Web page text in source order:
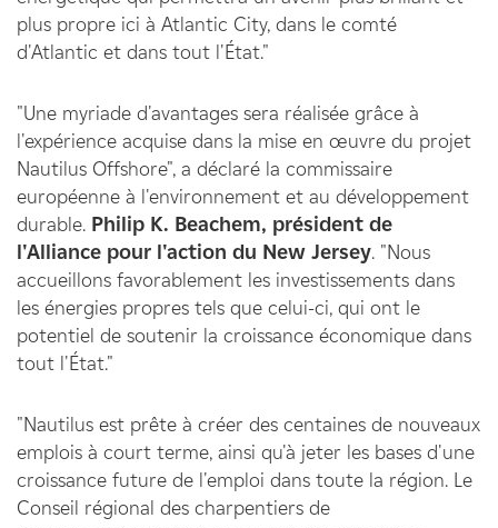
plus propre ici à Atlantic City, dans le comté
d'Atlantic et dans tout l'État."
"Une myriade d'avantages sera réalisée grâce à
l'expérience acquise dans la mise en œuvre du projet
Nautilus Offshore", a déclaré la commissaire
européenne à l'environnement et au développement
durable. Philip K. Beachem, président de
l'Alliance pour l'action du New Jersey. "Nous
accueillons favorablement les investissements dans
les énergies propres tels que celui-ci, qui ont le
potentiel de soutenir la croissance économique dans
tout l'État."
"Nautilus est prête à créer des centaines de nouveaux
emplois à court terme, ainsi qu'à jeter les bases d'une
croissance future de l'emploi dans toute la région. Le
Conseil régional des charpentiers de